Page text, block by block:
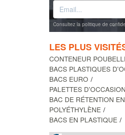
Consultez la politique de
LES PLUS
CONTENEUR
BACS PLASTIQUES
BACS EURO
PALETTES D'OCCASION
BAC DE RÉTENTION EN
POLYÉTHYLÈNE
BACS EN PLASTIQUE